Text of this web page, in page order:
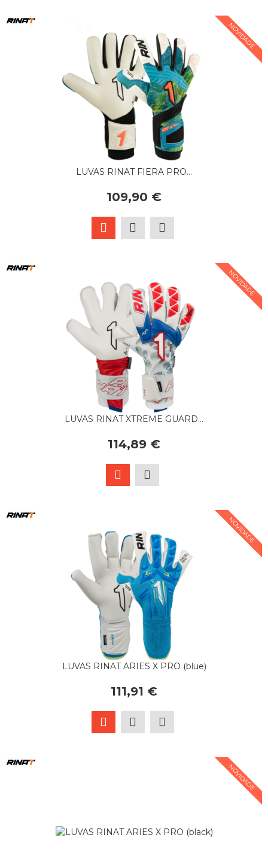
NOVIDADE
LUVAS RINAT FIERA PRO...
109,90 €
NOVIDADE
LUVAS RINAT XTREME GUARD...
114,89 €
NOVIDADE
LUVAS RINAT ARIES X PRO (blue)
111,91 €
NOVIDADE